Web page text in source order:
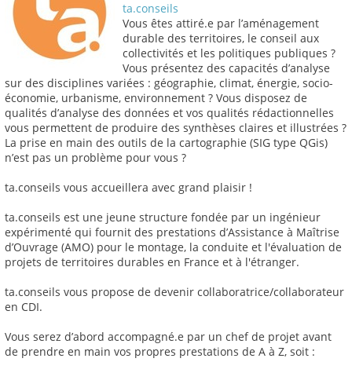
ta.conseils
Vous êtes attiré.e par l’aménagement
durable des territoires, le conseil aux
collectivités et les politiques publiques ?
Vous présentez des capacités d’analyse
sur des disciplines variées : géographie, climat, énergie, socio-
économie, urbanisme, environnement ? Vous disposez de
qualités d’analyse des données et vos qualités rédactionnelles
vous permettent de produire des synthèses claires et illustrées ?
La prise en main des outils de la cartographie (SIG type QGis)
n’est pas un problème pour vous ?
ta.conseils vous accueillera avec grand plaisir !
ta.conseils est une jeune structure fondée par un ingénieur
expérimenté qui fournit des prestations d’Assistance à Maîtrise
d’Ouvrage (AMO) pour le montage, la conduite et l'évaluation de
projets de territoires durables en France et à l'étranger.
ta.conseils vous propose de devenir collaboratrice/collaborateur
en CDI.
Vous serez d’abord accompagné.e par un chef de projet avant
de prendre en main vos propres prestations de A à Z, soit :